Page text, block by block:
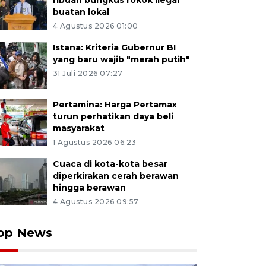
buatan lokal
4 Agustus 2026 01:00
Istana: Kriteria Gubernur BI
yang baru wajib "merah putih"
31 Juli 2026 07:27
Pertamina: Harga Pertamax
turun perhatikan daya beli
masyarakat
1 Agustus 2026 06:23
Cuaca di kota-kota besar
diperkirakan cerah berawan
hingga berawan
4 Agustus 2026 09:57
News